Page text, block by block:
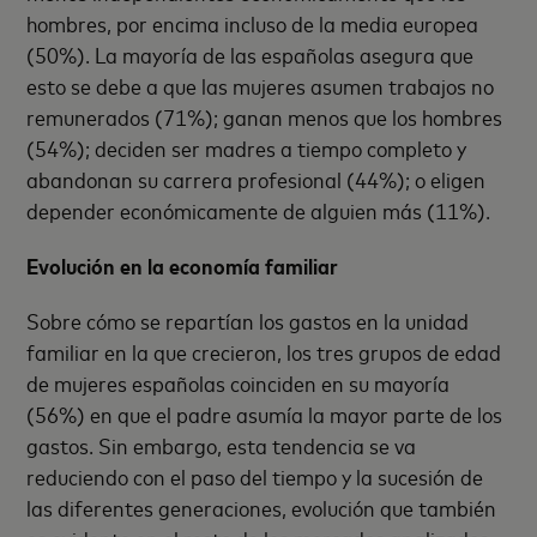
hombres, por encima incluso de la media europea
(50%). La mayoría de las españolas asegura que
esto se debe a que las mujeres asumen trabajos no
remunerados (71%); ganan menos que los hombres
(54%); deciden ser madres a tiempo completo y
abandonan su carrera profesional (44%); o eligen
depender económicamente de alguien más (11%).
Evolución en la economía familiar
Sobre cómo se repartían los gastos en la unidad
familiar en la que crecieron, los tres grupos de edad
de mujeres españolas coinciden en su mayoría
(56%) en que el padre asumía la mayor parte de los
gastos. Sin embargo, esta tendencia se va
reduciendo con el paso del tiempo y la sucesión de
las diferentes generaciones, evolución que también